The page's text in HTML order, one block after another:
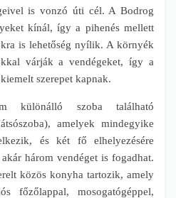
is vonzó úti cél. A Bodrog
kínál, így a pihenés mellett
is lehetőség nyílik. A környék
várják a vendégeket, így a
szerepet kapnak.
különálló szoba található
amelyek mindegyike
és két fő elhelyezésére
három vendéget is fogadhat.
közös konyha tartozik, amely
főzőlappal, mosogatógéppel,